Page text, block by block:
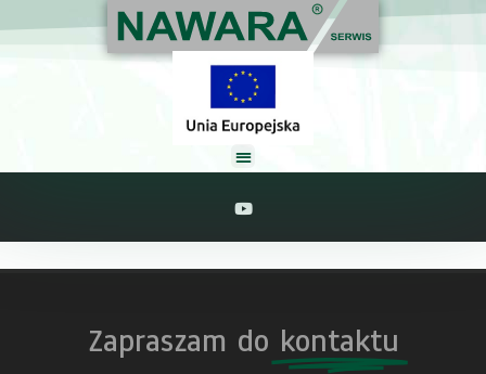
Zapraszam do kontaktu